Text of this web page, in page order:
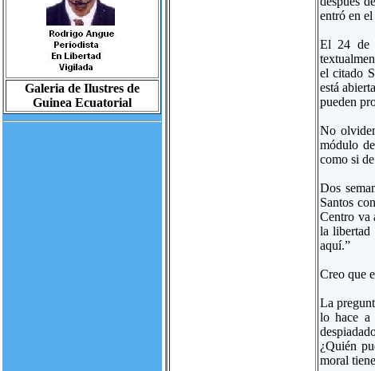
Galeria de Ilustres de
Guinea Ecuatorial
entró en
El 24 de
el citado
está
pueden
No
módulo
como si
Dos
Santos
Centro va
la libertad
aquí.”
Creo que
La
lo hace a
¿Quién
moral